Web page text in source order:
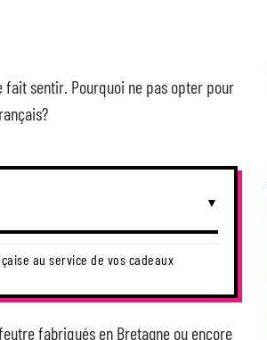
fait sentir. Pourquoi ne pas opter pour
au service de vos cadeaux
fabriqués en Bretagne ou encore